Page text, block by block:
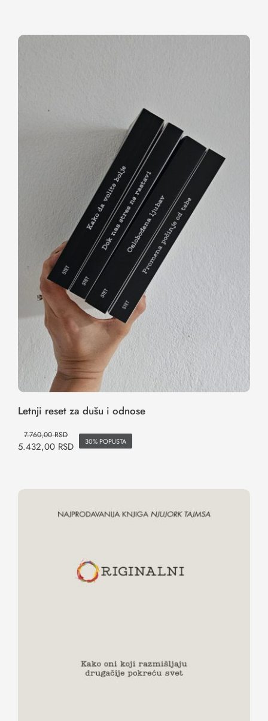
Letnji reset za dušu i odnose
Letnji reset za dušu i odnose
7.760,00RSD
5.432,00 RSD 30% POPUSTA
ORIGINALNI – Kako oni koji
razmišljaju drugačije pokreću svet